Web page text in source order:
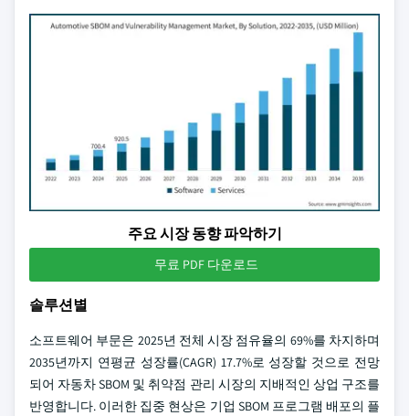
주요 시장 동향 파악하기
무료 PDF 다운로드
솔루션별
소프트웨어 부문은 2025년 전체 시장 점유율의 69%를 차지하며
2035년까지 연평균 성장률(CAGR) 17.7%로 성장할 것으로 전망
되어 자동차 SBOM 및 취약점 관리 시장의 지배적인 상업 구조를
반영합니다. 이러한 집중 현상은 기업 SBOM 프로그램 배포의 플